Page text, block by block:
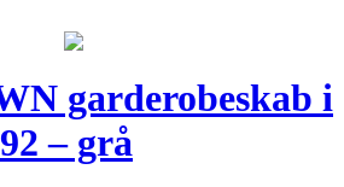
garderobeskab i
– grå